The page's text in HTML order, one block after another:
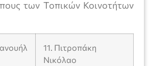
των Τοπικών Κοινοτήτων
11. Πιτροπάκη
Νικόλαο